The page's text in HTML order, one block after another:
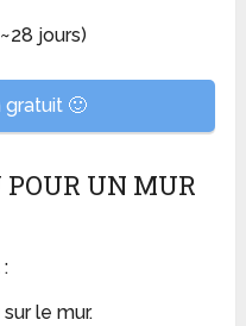
jours)
gratuit 🙂
POUR UN MUR
le mur.